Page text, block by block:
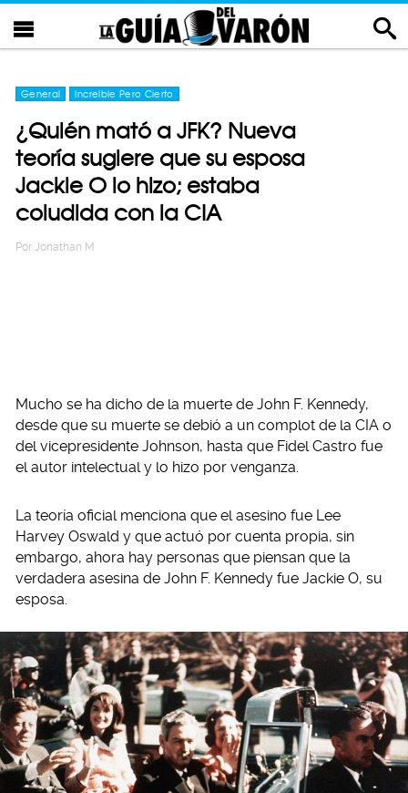
General Increíble Pero Cierto
¿Quién mató a JFK? Nueva
teoría sugiere que su esposa
Jackie O lo hizo; estaba
coludida con la CIA
Por Jonathan M
Mucho se ha dicho de la muerte de John F. Kennedy,
desde que su muerte se debió a un complot de la CIA o
del vicepresidente Johnson, hasta que Fidel Castro fue
el autor intelectual y lo hizo por venganza.
La teoría oficial menciona que el asesino fue Lee
Harvey Oswald y que actuó por cuenta propia, sin
embargo, ahora hay personas que piensan que la
verdadera asesina de John F. Kennedy fue Jackie O, su
esposa.